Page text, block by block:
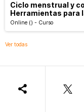
Ciclo menstrual y
Herramientas para
Online () - Curso
Ver todas